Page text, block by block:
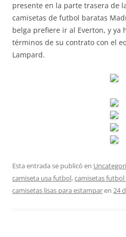
presente en la parte trasera de
camisetas de futbol baratas
belga prefiere ir al Everton, y ya
términos de su contrato con el
Lampard.
Esta entrada se publicó en
camiseta usa futbol,camisetas
camisetas lisas para estamparen 24